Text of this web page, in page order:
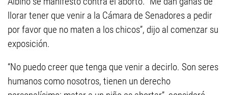
llorar tener que venir a la Cámara de Senadores a pedir
por favor que no maten a los chicos”, dijo al comenzar su
exposición.
“No puedo creer que tenga que venir a decirlo. Son seres
humanos como nosotros, tienen un derecho